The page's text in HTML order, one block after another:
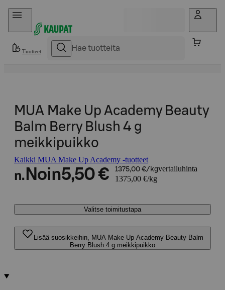
Hyppää sisältöön
Tuotteet
MUA Make Up Academy Beauty
Balm Berry Blush 4 g
meikkipuikko
Kaikki MUA Make Up Academy -tuotteet
n. Noin5,50 € 1375,00 €/kgvertailuhinta
1375,00 €/kg
Valitse toimitustapa
Lisää suosikkeihin, MUA Make Up Academy Beauty Balm
Berry Blush 4 g meikkipuikko